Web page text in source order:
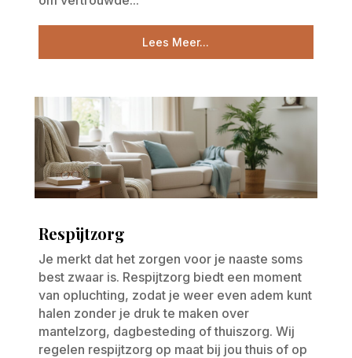
Lees Meer...
Respijtzorg
Je merkt dat het zorgen voor je naaste soms
best zwaar is. Respijtzorg biedt een moment
van opluchting, zodat je weer even adem kunt
halen zonder je druk te maken over
mantelzorg, dagbesteding of thuiszorg. Wij
regelen respijtzorg op maat bij jou thuis of op